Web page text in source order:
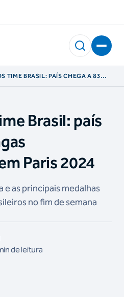
TIME BRASIL: PAÍS CHEGA A 83
Brasil: país
Paris 2024
e as principais medalhas
no fim de semana
de leitura